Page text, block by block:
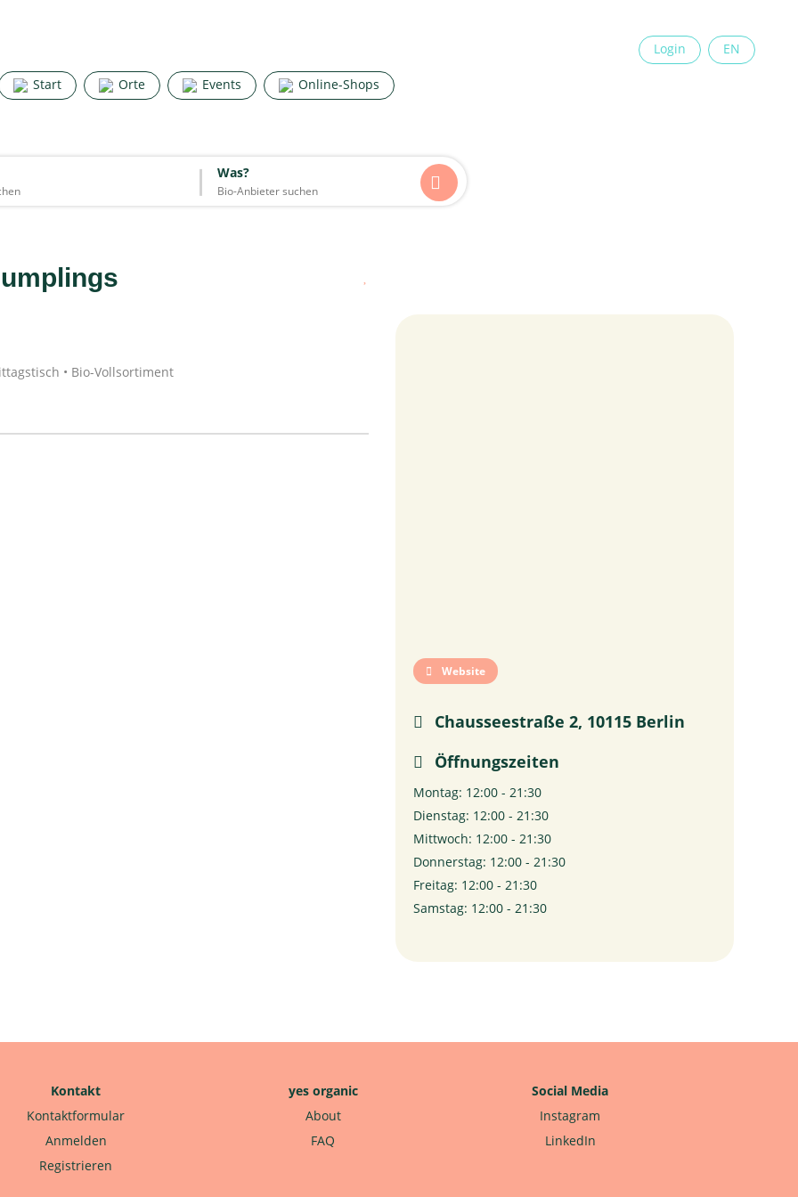
Start Orte Events Online-Shops
Login EN
Was?
×
Start Orte Events Online-Shops
Was?
• Bio-Vollsortiment
Website
Chausseestraße 2, 10115 Berlin
Öffnungszeiten
Montag: 12:00 - 21:30
Dienstag: 12:00 - 21:30
Mittwoch: 12:00 - 21:30
Donnerstag: 12:00 - 21:30
Freitag: 12:00 - 21:30
Samstag: 12:00 - 21:30
Kontakt
Kontaktformular
Anmelden
Registrieren
yes organic
About
FAQ
Social Media
Instagram
LinkedIn